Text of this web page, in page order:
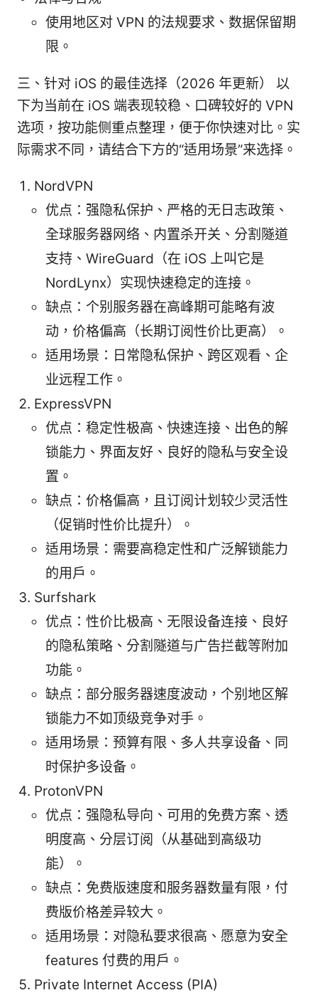
使用地区对 VPN 的法规要求、数据保留期
限。
三、针对 iOS 的最佳选择（2026 年更新） 以
下为当前在 iOS 端表现较稳、口碑较好的 VPN
选项，按功能侧重点整理，便于你快速对比。实
际需求不同，请结合下方的“适用场景”来选择。
NordVPN
优点：强隐私保护、严格的无日志政策、
全球服务器网络、内置杀开关、分割隧道
支持、WireGuard（在 iOS 上叫它是
NordLynx）实现快速稳定的连接。
缺点：个别服务器在高峰期可能略有波
动，价格偏高（长期订阅性价比更高）。
适用场景：日常隐私保护、跨区观看、企
业远程工作。
ExpressVPN
优点：稳定性极高、快速连接、出色的解
锁能力、界面友好、良好的隐私与安全设
置。
缺点：价格偏高，且订阅计划较少灵活性
（促销时性价比提升）。
适用场景：需要高稳定性和广泛解锁能力
的用户。
Surfshark
优点：性价比极高、无限设备连接、良好
的隐私策略、分割隧道与广告拦截等附加
功能。
缺点：部分服务器速度波动，个别地区解
锁能力不如顶级竞争对手。
适用场景：预算有限、多人共享设备、同
时保护多设备。
ProtonVPN
优点：强隐私导向、可用的免费方案、透
明度高、分层订阅（从基础到高级功
能）。
缺点：免费版速度和服务器数量有限，付
费版价格差异较大。
适用场景：对隐私要求很高、愿意为安全
features 付费的用户。
Private Internet Access (PIA)